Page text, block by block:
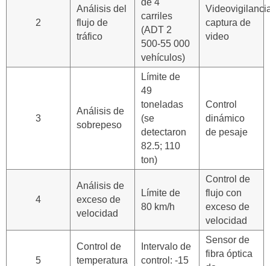
2
Análisis del
flujo de
tráfico
de 4
carriles
(ADT 2
500-55 000
vehículos)
captura de
video
3
Análisis de
sobrepeso
Límite de
49
toneladas
(se
detectaron
82.5; 110
ton)
Control
dinámico
de pesaje
4
Análisis de
exceso de
velocidad
Límite de
80 km/h
Control de
flujo con
exceso de
velocidad
5
Control de
temperatura
Intervalo de
control: -15
Sensor de
fibra óptica